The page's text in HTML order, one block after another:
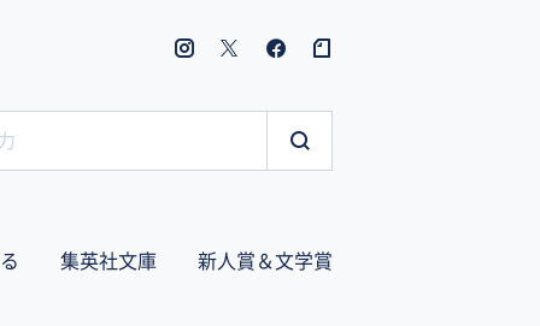
集英社文庫 新人賞＆文学賞